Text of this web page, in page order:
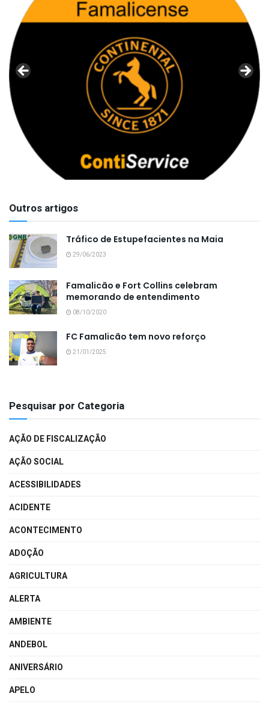
Outros artigos
Tráfico de Estupefacientes na Maia
29/06/2023
Famalicão e Fort Collins celebram
memorando de entendimento
08/10/2020
FC Famalicão tem novo reforço
21/01/2025
Pesquisar por Categoria
AÇÃO DE FISCALIZAÇÃO
AÇÃO SOCIAL
ACESSIBILIDADES
ACIDENTE
ACONTECIMENTO
ADOÇÃO
AGRICULTURA
ALERTA
AMBIENTE
ANDEBOL
ANIVERSÁRIO
APELO